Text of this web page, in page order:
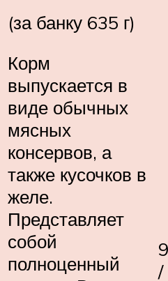
(за банку 635 г)
Корм
выпускается в
виде обычных
мясных
консервов, а
также кусочков в
желе.
Представляет
собой
полноценный
/